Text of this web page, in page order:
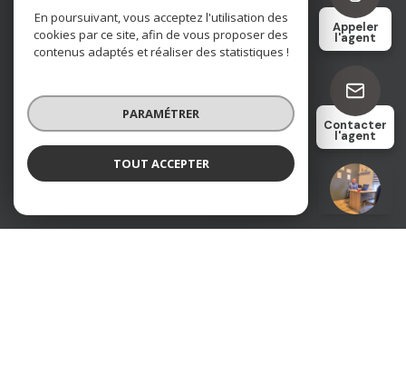
Remi ENTE
Appeler
l'agent
Contacter
l'agent
Nos honoraires
Nos partenaires
Mentions légales
Admin
En poursuivant, vous acceptez l'utilisation des
cookies par ce site, afin de vous proposer des
contenus adaptés et réaliser des statistiques !
PARAMÉTRER
TOUT ACCEPTER